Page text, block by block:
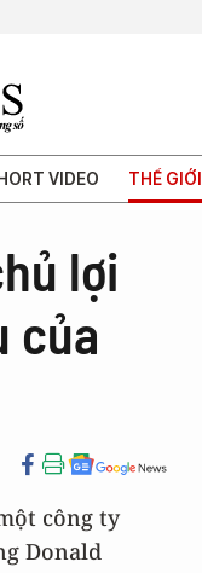
VIDEO THẾ GIỚI
lợi
của
công ty
Donald